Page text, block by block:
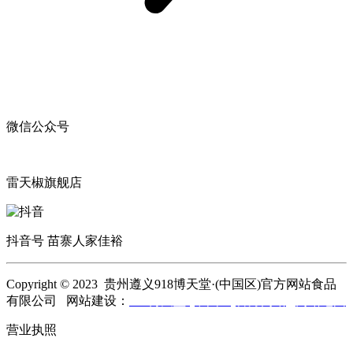
微信公众号
雷天椒旗舰店
抖音号 苗寨人家佳裕
Copyright © 2023 贵州遵义918博天堂·(中国区)官方网站食品
有限公司 网站建设：
营业执照